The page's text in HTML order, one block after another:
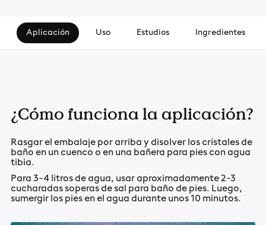
Aplicación Uso Estudios Ingredientes
¿Cómo funciona la aplicación?
Rasgar el embalaje por arriba y disolver los cristales de
baño en un cuenco o en una bañera para pies con agua
tibia.
Para 3-4 litros de agua, usar aproximadamente 2-3
cucharadas soperas de sal para baño de pies. Luego,
sumergir los pies en el agua durante unos 10 minutos.